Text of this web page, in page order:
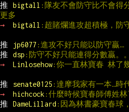
推
bigtall :隊友不會防守比不會得
更多
→
bigtall :超賭爛進攻超積極，防
推 jp6077 :進攻不好只能以防守贏…
推
dsp :防守不好只能連得分數贏。。
→
Linlosehow:你一直林寶春 林了
推 senate0125 :達摩我家有一本…時
→
hichcock :什麼時候寶春師傅姓
推
DameLillard :因為林書豪寶春球